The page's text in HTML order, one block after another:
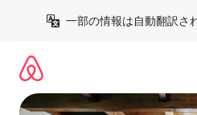
一部の情報は自動翻訳さ